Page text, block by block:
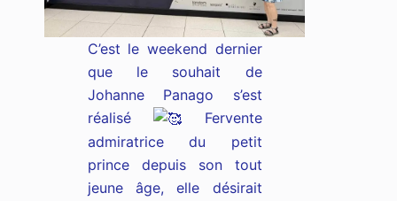
C’est le weekend dernier
que le souhait de
Johanne Panago s’est
réalisé
Fervente
admiratrice du petit
prince depuis son tout
jeune âge, elle désirait